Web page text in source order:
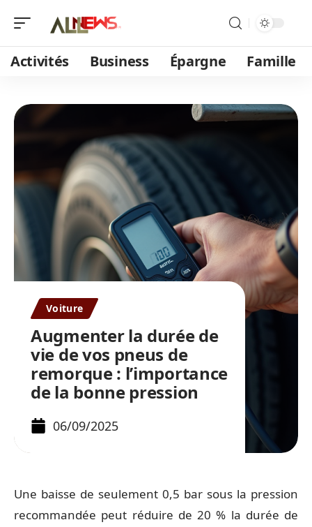
Activités Business Épargne Famille
Voiture
Augmenter la durée de
vie de vos pneus de
remorque : l’importance
de la bonne pression
06/09/2025
Une baisse de seulement 0,5 bar sous la pression
recommandée peut réduire de 20 % la durée de